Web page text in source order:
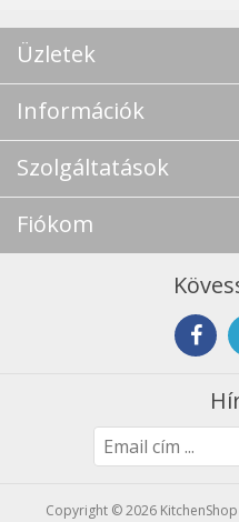
Üzletek
Információk
Szolgáltatások
Fiókom
Copyright © 2026